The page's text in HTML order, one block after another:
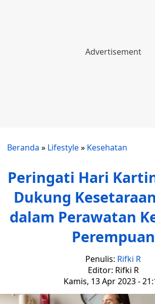
Beranda » Lifestyle» Kesehatan
Peringati Hari
Dukung
dalam Perawatan
Perempuan
Penulis: Rifki R
Editor: Rifki R
Kamis, 13 Apr 2023 -